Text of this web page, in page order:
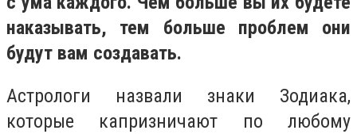
наказывать, тем больше проблем они
будут вам создавать.
Астрологи назвали знаки Зодиака,
которые капризничают по любому